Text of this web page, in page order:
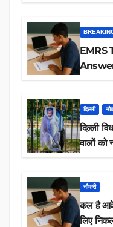
EMRS
दिल्ली
दिल्ली
नौकरी
कल है
लिए